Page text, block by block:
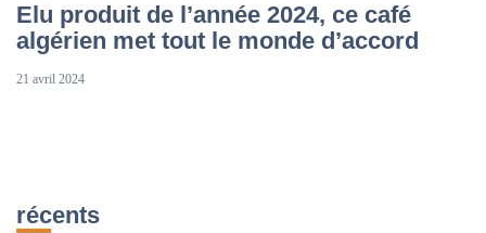
Elu produit de l’année 2024, ce café
algérien met tout le monde d’accord
21 avril 2024
récents